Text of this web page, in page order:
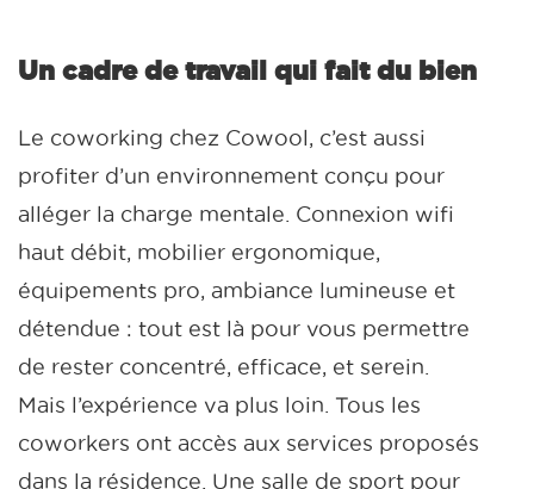
Un cadre de travail qui fait du bien
Le coworking chez Cowool, c’est aussi
profiter d’un environnement conçu pour
alléger la charge mentale. Connexion wifi
haut débit, mobilier ergonomique,
équipements pro, ambiance lumineuse et
détendue : tout est là pour vous permettre
de rester concentré, efficace, et serein.
Mais l’expérience va plus loin. Tous les
coworkers ont accès aux services proposés
dans la résidence. Une salle de sport pour